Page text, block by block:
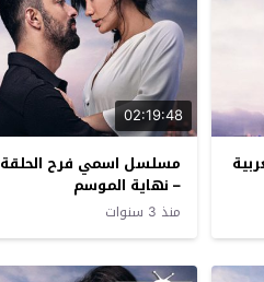
02:19:48
– نهاية الموسم
منذ 3 سنوات